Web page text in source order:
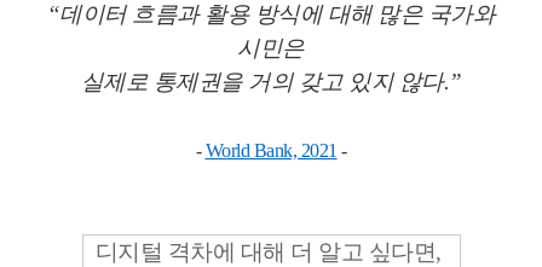
“데이터 흐름과 활용 방식에 대해 많은 국가와
시민은
실제로 통제권을 거의 갖고 있지 않다.”
-World Bank, 2021 -
디지털 격차에 대해 더 알고 싶다면,